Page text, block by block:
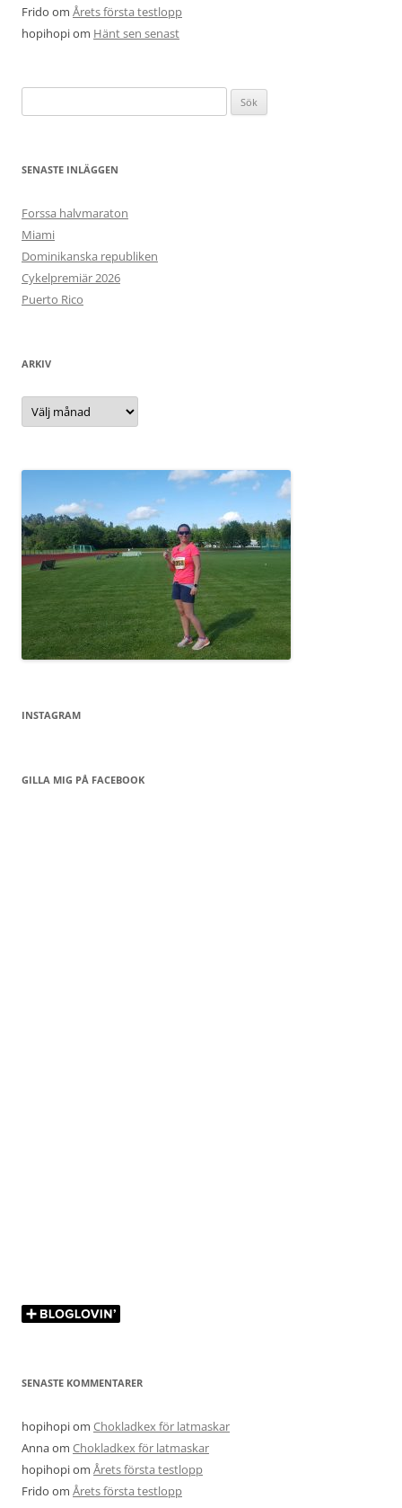
Frido om Årets första testlopp
hopihopiom Hänt sen senast
efter:
SENASTE INLÄGGEN
Forssa halvmaraton
Miami
Dominikanska republiken
Cykelpremiär 2026
Puerto Rico
ARKIV
Arkiv
INSTAGRAM
GILLA MIG PÅ FACEBOOK
SENASTE KOMMENTARER
hopihopiom Chokladkex för latmaskar
Annaom Chokladkex för latmaskar
hopihopiom Årets första testlopp
Frido om Årets första testlopp